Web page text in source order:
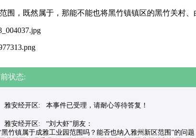
围，既然属于，那能不能也将黑竹镇镇区的黑竹关村、
状态:
雅安经开区: 本事件已受理，请耐心等待答复！
雅安经开区: “刘大虾”朋友：
镇属于成雅工业园范围吗？能否也纳入雅州新区范围”的问题